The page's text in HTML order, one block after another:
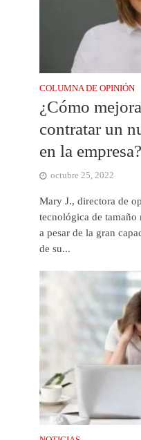
COLUMNA DE OPINIÓN
¿Cómo
contratar un
en la empresa?
octubre 25, 2022
Mary J., directora de
tecnológica de tamaño
a pesar de la gran
de su...